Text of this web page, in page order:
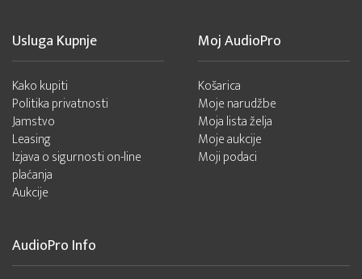
Usluga Kupnje
Kako kupiti
Politika privatnosti
Jamstvo
Leasing
Izjava o sigurnosti on-line
plaćanja
Aukcije
Moj AudioPro
Košarica
Moje narudžbe
Moja lista želja
Moje aukcije
Moji podaci
AudioPro Info